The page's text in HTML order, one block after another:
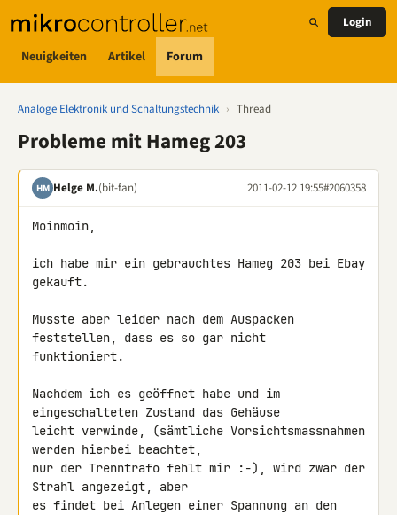
Neuigkeiten Artikel Forum
Login
Analoge Elektronik und Schaltungstechnik › Thread
Probleme mit Hameg 203
HM Helge M.(bit-fan) 2011-02-12 19:55#2060358
Moinmoin,
ich habe mir ein gebrauchtes Hameg 203 bei Ebay
gekauft.
Musste aber leider nach dem Auspacken
feststellen, dass es so gar nicht
funktioniert.
Nachdem ich es geöffnet habe und im
eingeschalteten Zustand das Gehäuse
leicht verwinde, (sämtliche Vorsichtsmassnahmen
werden hierbei beachtet,
nur der Trenntrafo fehlt mir :-), wird zwar der
Strahl angezeigt, aber
es findet bei Anlegen einer Spannung an den